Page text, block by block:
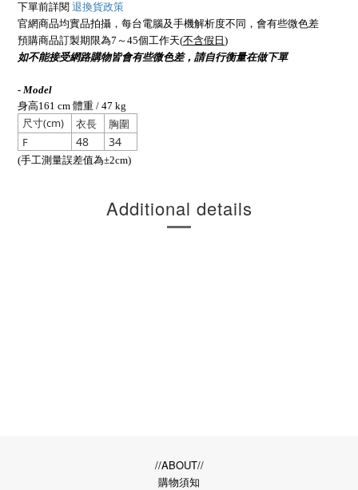
下單前詳閱 退換貨政策
官網商品均實品拍攝，每台電腦及手機解析度不同，會有些微色差
預購商品訂製期限為7～45個工作天(不含假日 )
如不能接受網路購物皆會有些微色差，請自行衡量在做下單
- Model
身高161 cm 體重 / 47 kg
尺寸(cm) 衣長
胸圍
F
48 34
(手工測量誤差值為±2cm)
Additional details
//ABOUT//
購物須知